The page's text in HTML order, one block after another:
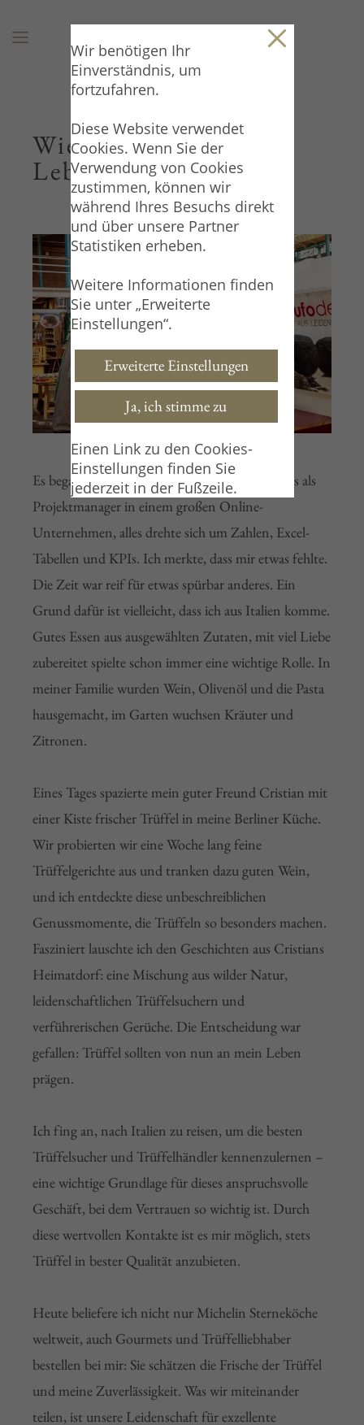
Wie Trüffel in mein
Leben kamen...
Es begann vor zehn Jahren. Ich arbeitete damals als
Projektmanager in einem großen Online-
Unternehmen, alles drehte sich um Zahlen, Excel-
Tabellen und KPIs. Ich merkte, dass mir etwas fehlte.
Die Zeit war reif für etwas spürbar anderes. Ein
Grund dafür ist vielleicht, dass ich aus Italien komme.
Gutes Essen aus ausgewählten Zutaten, mit viel Liebe
zubereitet spielte schon immer eine wichtige Rolle. In
meiner Familie wurden Wein, Olivenöl und die Pasta
hausgemacht, im Garten wuchsen Kräuter und
Zitronen.
Eines Tages spazierte mein guter Freund Cristian mit
einer Kiste frischer Trüffel in meine Berliner Küche.
Wir probierten wir eine Woche lang feine
Trüffelgerichte aus und tranken dazu guten Wein,
und ich entdeckte diese unbeschreiblichen
Genussmomente, die Trüffeln so besonders machen.
Fasziniert lauschte ich den Geschichten aus Cristians
Heimatdorf: eine Mischung aus wilder Natur,
leidenschaftlichen Trüffelsuchern und
verführerischen Gerüche. Die Entscheidung war
gefallen: Trüffel sollten von nun an mein Leben
prägen.
Ich fing an, nach Italien zu reisen, um die besten
Trüffelsucher und Trüffelhändler kennenzulernen –
eine wichtige Grundlage für dieses anspruchsvolle
Geschäft, bei dem Vertrauen so wichtig ist. Durch
diese wertvollen Kontakte ist es mir möglich, stets
Trüffel in bester Qualität anzubieten.
Heute beliefere ich nicht nur Michelin Sterneköche
weltweit, auch Gourmets und Trüffelliebhaber
bestellen bei mir: Sie schätzen die Frische der Trüffel
und meine Zuverlässigkeit. Was wir miteinander
teilen, ist unsere Leidenschaft für exzellente
Wir benötigen Ihr
Einverständnis, um
fortzufahren.
Diese Website verwendet
Cookies. Wenn Sie der
Verwendung von Cookies
zustimmen, können wir
während Ihres Besuchs direkt
und über unsere Partner
Statistiken erheben.
Weitere Informationen finden
Sie unter „Erweiterte
Einstellungen“.
Erweiterte Einstellungen
Ja, ich stimme zu
Einen Link zu den Cookies-
Einstellungen finden Sie
jederzeit in der Fußzeile.